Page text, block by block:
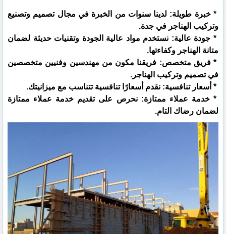
* خبرة طويلة: لدينا سنوات من الخبرة في مجال تصميم وتصنيع
وتركيب الهناجر في جدة.
* جودة عالية: نستخدم مواد عالية الجودة وتقنيات حديثة لضمان
متانة الهناجر وكفاءتها.
* فريق متخصص: فريقنا مكون من مهندسين وفنيين متخصصين
في تصميم وتركيب الهناجر.
* أسعار تنافسية: نقدم أسعارًا تنافسية تتناسب مع ميزانيتك.
* خدمة عملاء ممتازة: نحرص على تقديم خدمة عملاء ممتازة
لضمان رضاك التام.